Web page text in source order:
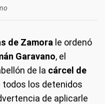
de Zamora le ordenó
Garavano, el
de la cárcel de
todos los detenidos
de aplicarle